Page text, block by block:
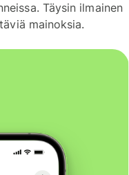
Täysin ilmainen
mainoksia.